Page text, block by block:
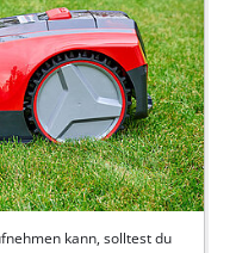
kann, solltest du